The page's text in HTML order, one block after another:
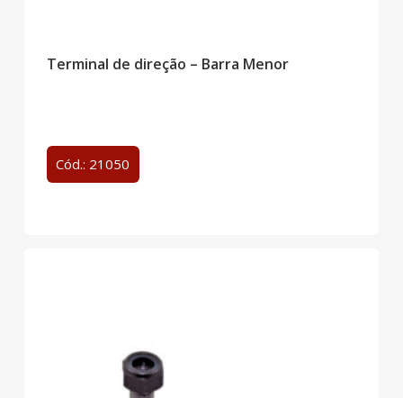
Terminal de direção – Barra Menor
Cód.: 21050